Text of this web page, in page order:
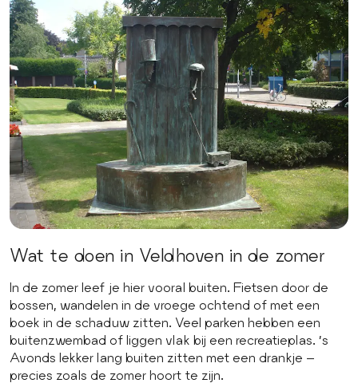
Wat te doen in Veldhoven in de zomer
In de zomer leef je hier vooral buiten. Fietsen door de
bossen, wandelen in de vroege ochtend of met een
boek in de schaduw zitten. Veel parken hebben een
buitenzwembad of liggen vlak bij een recreatieplas. ’s
Avonds lekker lang buiten zitten met een drankje –
precies zoals de zomer hoort te zijn.